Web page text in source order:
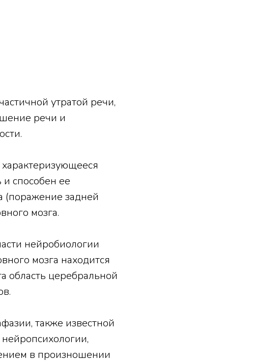
утратой речи,
речи и
способен ее
(поражение задней
мозга.
нейробиологии
мозга находится
область церебральной
также известной
в произношении